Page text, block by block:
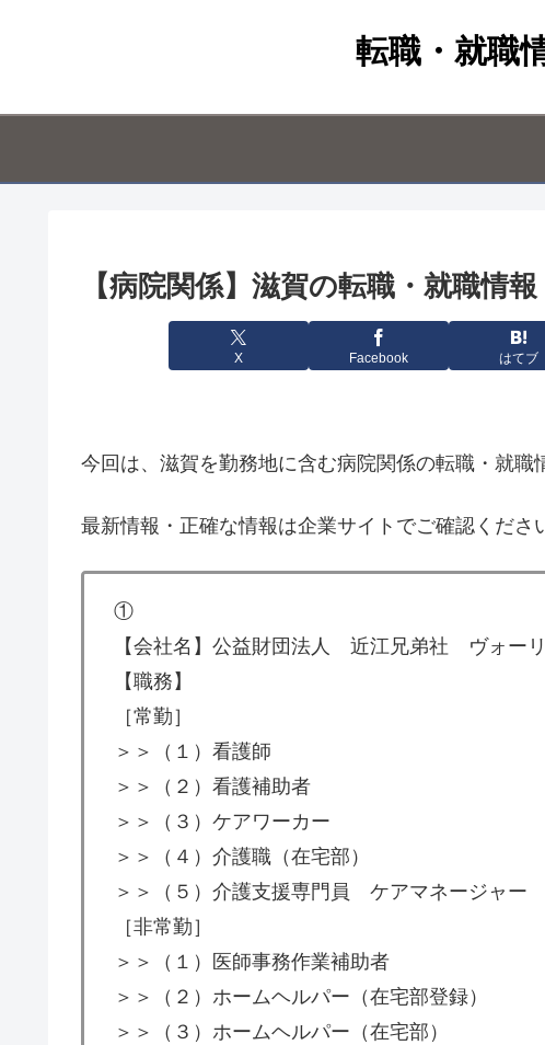
転職・就職
【病院関係】滋賀の転職・就職情報
X Facebook はてブ
今回は、滋賀を勤務地に含む病院関係の転職・就職
最新情報・正確な情報は企業サイトでご確認くださ
①
【会社名】公益財団法人 近江兄弟社 ヴォー
【職務】
［常勤］
＞＞（１）看護師
＞＞（２）看護補助者
＞＞（３）ケアワーカー
＞＞（４）介護職（在宅部）
＞＞（５）介護支援専門員 ケアマネージャー
［非常勤］
＞＞（１）医師事務作業補助者
＞＞（２）ホームヘルパー（在宅部登録）
＞＞（３）ホームヘルパー（在宅部）